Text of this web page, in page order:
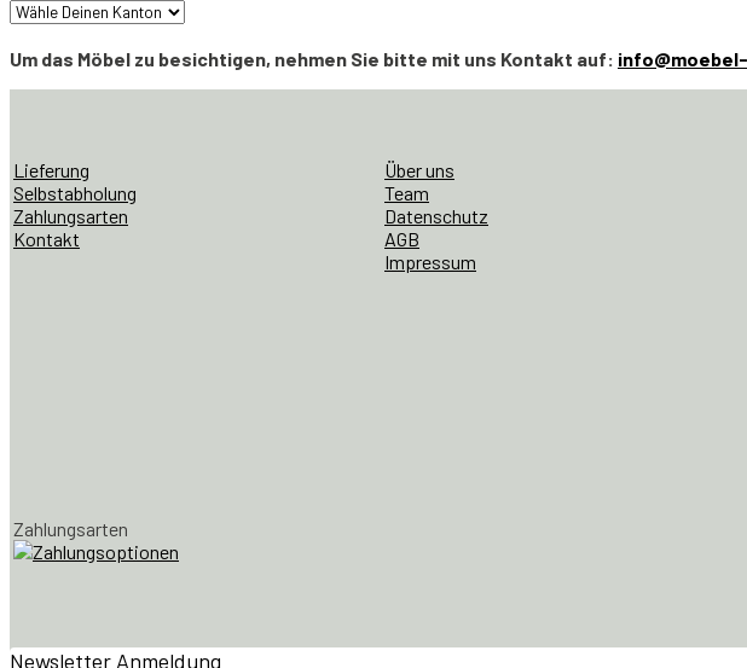
Um das Möbel zu besichtigen, nehmen Sie bitte mit uns Kontakt auf:
für
Andreas
Tuck
Menge
Lieferung
Selbstabholung
Zahlungsarten
Kontakt
Über uns
Team
Datenschutz
AGB
Impressum
Zahlungsarten
Newsletter Anmeldung